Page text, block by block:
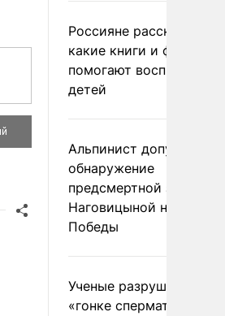
Россияне рассказали,
какие книги и фильмы
помогают воспитывать
детей
Альпинист допустил
обнаружение
предсмертной записки
Наговицыной на пике
Победы
Ученые разрушили миф
«гонке